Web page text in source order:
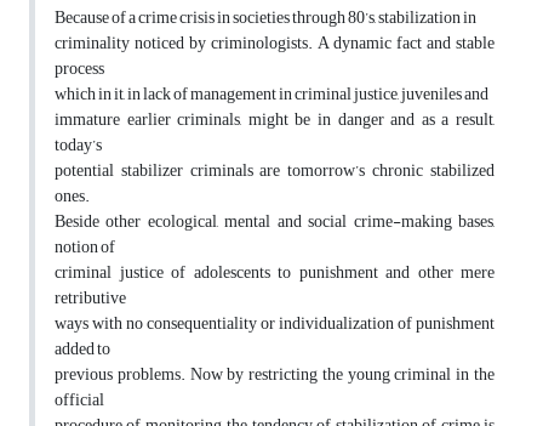
Because of a crime crisis in societies through 80’s, stabilization in
criminality noticed by criminologists. A dynamic fact and stable
process
which in it, in lack of management in criminal justice, juveniles and
immature earlier criminals, might be in danger and as a result,
today’s
potential stabilizer criminals are tomorrow’s chronic stabilized
ones.
Beside other ecological, mental and social crime-making bases,
notion of
criminal justice of adolescents to punishment and other mere
retributive
ways with no consequentiality or individualization of punishment
added to
previous problems. Now by restricting the young criminal in the
official